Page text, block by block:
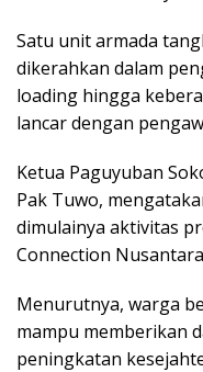
Satu unit armada
dikerahkan dalam
loading hingga
lancar dengan
Ketua Paguyuban
Pak Tuwo,
dimulainya aktivitas
Connection
Menurutnya, warga
mampu memberikan
peningkatan